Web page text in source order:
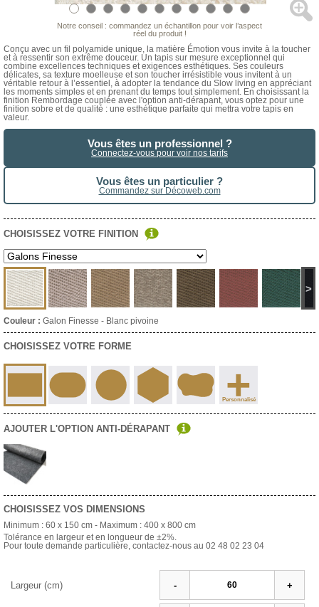
Notre conseil : commandez un échantillon pour voir l’aspect
réel du produit !
Conçu avec un fil polyamide unique, la matière Émotion vous invite à la toucher
et à ressentir son extrême douceur. Un tapis sur mesure exceptionnel qui
combine excellences techniques et exigences esthétiques. Ses couleurs
délicates, sa texture moelleuse et son toucher irrésistible vous invitent à un
véritable retour à l’essentiel, à adopter la tendance du Slow living en appréciant
les moments simples et en prenant du temps tout simplement. En choisissant la
finition Rembordage couplée avec l'option anti-dérapant, vous optez pour une
finition sobre et de qualité : une esthétique parfaite qui mettra votre tapis en
valeur.
Vous êtes un professionnel ?
Connectez-vous pour voir nos tarifs
Vous êtes un particulier ?
Commandez sur Décoweb.com
CHOISISSEZ VOTRE FINITION
>
Couleur : Galon Finesse - Blanc pivoine
CHOISISSEZ VOTRE FORME
+
Personnalisé
AJOUTER L'OPTION ANTI-DÉRAPANT
CHOISISSEZ VOS DIMENSIONS
Minimum : 60 x 150 cm - Maximum : 400 x 800 cm
Tolérance en largeur et en longueur de ±2%.
Pour toute demande particulière, contactez-nous au 02 48 02 23 04
Largeur (cm) - +